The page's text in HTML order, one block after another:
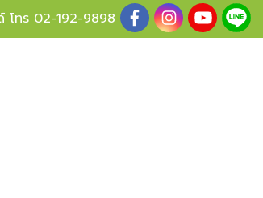
โทร 02-192-9898